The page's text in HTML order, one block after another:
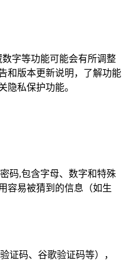
字等功能可能会有所调整
和版本更新说明，了解功能
隐私保护功能。
码,包含字母、数字和特殊
容易被猜到的信息（如生
证码、谷歌验证码等），